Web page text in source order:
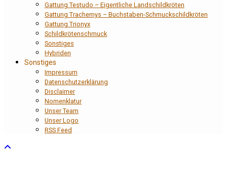
Gattung Testudo – Eigentliche Landschildkröten
Gattung Trachemys – Buchstaben-Schmuckschildkröten
Gattung Trionyx
Schildkrötenschmuck
Sonstiges
Hybriden
Sonstiges
Impressum
Datenschutzerklärung
Disclaimer
Nomenklatur
Unser Team
Unser Logo
RSS Feed